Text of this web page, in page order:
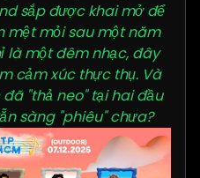
sắp được khai mở để
mệt mỏi sau một năm
là một đêm nhạc, đây
cảm xúc thực thụ. Và
"thả neo" tại hai đầu
sàng "phiêu" chưa?